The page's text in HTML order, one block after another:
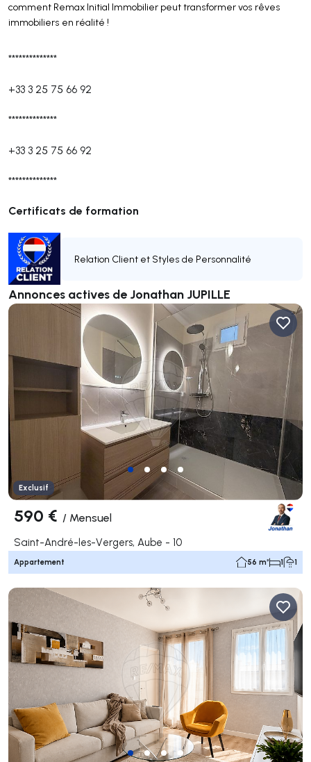
comment Remax Initial Immobilier peut transformer vos rêves
immobiliers en réalité !
**************
+33 3 25 75 66 92
**************
+33 3 25 75 66 92
**************
Certificats de formation
Relation Client et Styles de Personnalité
Annonces actives de Jonathan JUPILLE
Exclusif
590 € / Mensuel
Saint-André-les-Vergers, Aube - 10
Appartement 56 m² 1 1